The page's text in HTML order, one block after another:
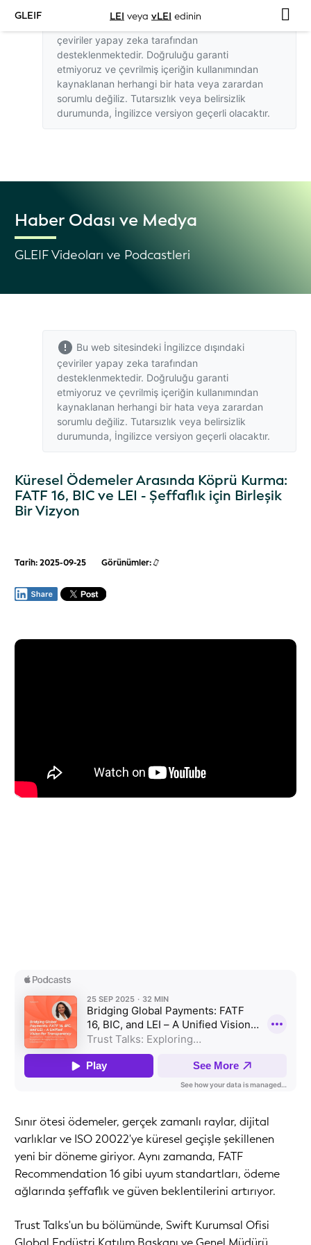
GLEIF LEI veya vLEI edinin
Bu web sitesindeki İngilizce dışındaki
çeviriler yapay zeka tarafından
desteklenmektedir. Doğruluğu garanti
etmiyoruz ve çevrilmiş içeriğin kullanımından
kaynaklanan herhangi bir hata veya zarardan
sorumlu değiliz. Tutarsızlık veya belirsizlik
durumunda, İngilizce versiyon geçerli olacaktır.
Haber Odası ve Medya
GLEIF Videoları ve Podcastleri
Bu web sitesindeki İngilizce dışındaki
çeviriler yapay zeka tarafından
desteklenmektedir. Doğruluğu garanti
etmiyoruz ve çevrilmiş içeriğin kullanımından
kaynaklanan herhangi bir hata veya zarardan
sorumlu değiliz. Tutarsızlık veya belirsizlik
durumunda, İngilizce versiyon geçerli olacaktır.
Küresel Ödemeler Arasında Köprü Kurma:
FATF 16, BIC ve LEI - Şeffaflık için Birleşik
Bir Vizyon
Tarih: 2025-09-25 Görünümler:
Sınır ötesi ödemeler, gerçek zamanlı raylar, dijital
varlıklar ve ISO 20022'ye küresel geçişle şekillenen
yeni bir döneme giriyor. Aynı zamanda, FATF
Recommendation 16 gibi uyum standartları, ödeme
ağlarında şeffaflık ve güven beklentilerini artırıyor.
Trust Talks'un bu bölümünde, Swift Kurumsal Ofisi